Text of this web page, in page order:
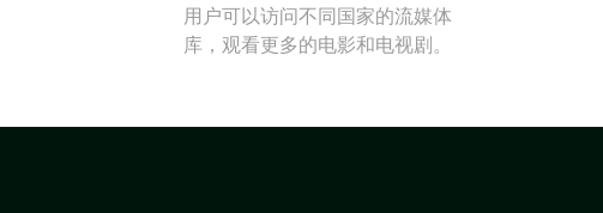
用户可以访问不同国家的流媒体
库，观看更多的电影和电视剧。